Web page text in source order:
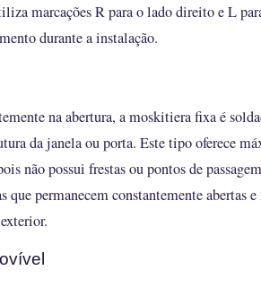
marcações R para o lado direito e L
durante a instalação.
na abertura, a moskitiera fixa é
da janela ou porta. Este tipo oferece
não possui frestas ou pontos de
que permanecem constantemente abertas